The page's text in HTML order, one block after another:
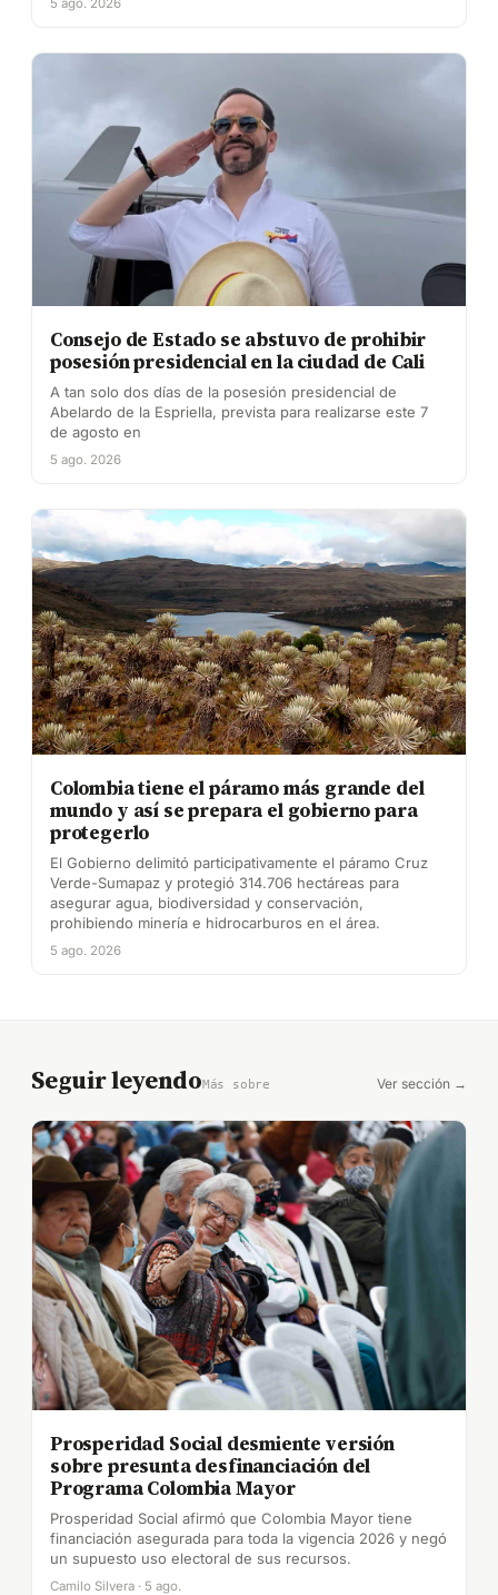
5 ago. 2026
Consejo de Estado se abstuvo de prohibir
posesión presidencial en la ciudad de Cali
A tan solo dos días de la posesión presidencial de
Abelardo de la Espriella, prevista para realizarse este 7
de agosto en
5 ago. 2026
Colombia tiene el páramo más grande del
mundo y así se prepara el gobierno para
protegerlo
El Gobierno delimitó participativamente el páramo Cruz
Verde-Sumapaz y protegió 314.706 hectáreas para
asegurar agua, biodiversidad y conservación,
prohibiendo minería e hidrocarburos en el área.
5 ago. 2026
Seguir leyendoMás sobre Ver sección →
Prosperidad Social desmiente versión
sobre presunta desfinanciación del
Programa Colombia Mayor
Prosperidad Social afirmó que Colombia Mayor tiene
financiación asegurada para toda la vigencia 2026 y negó
un supuesto uso electoral de sus recursos.
Camilo Silvera · 5 ago.